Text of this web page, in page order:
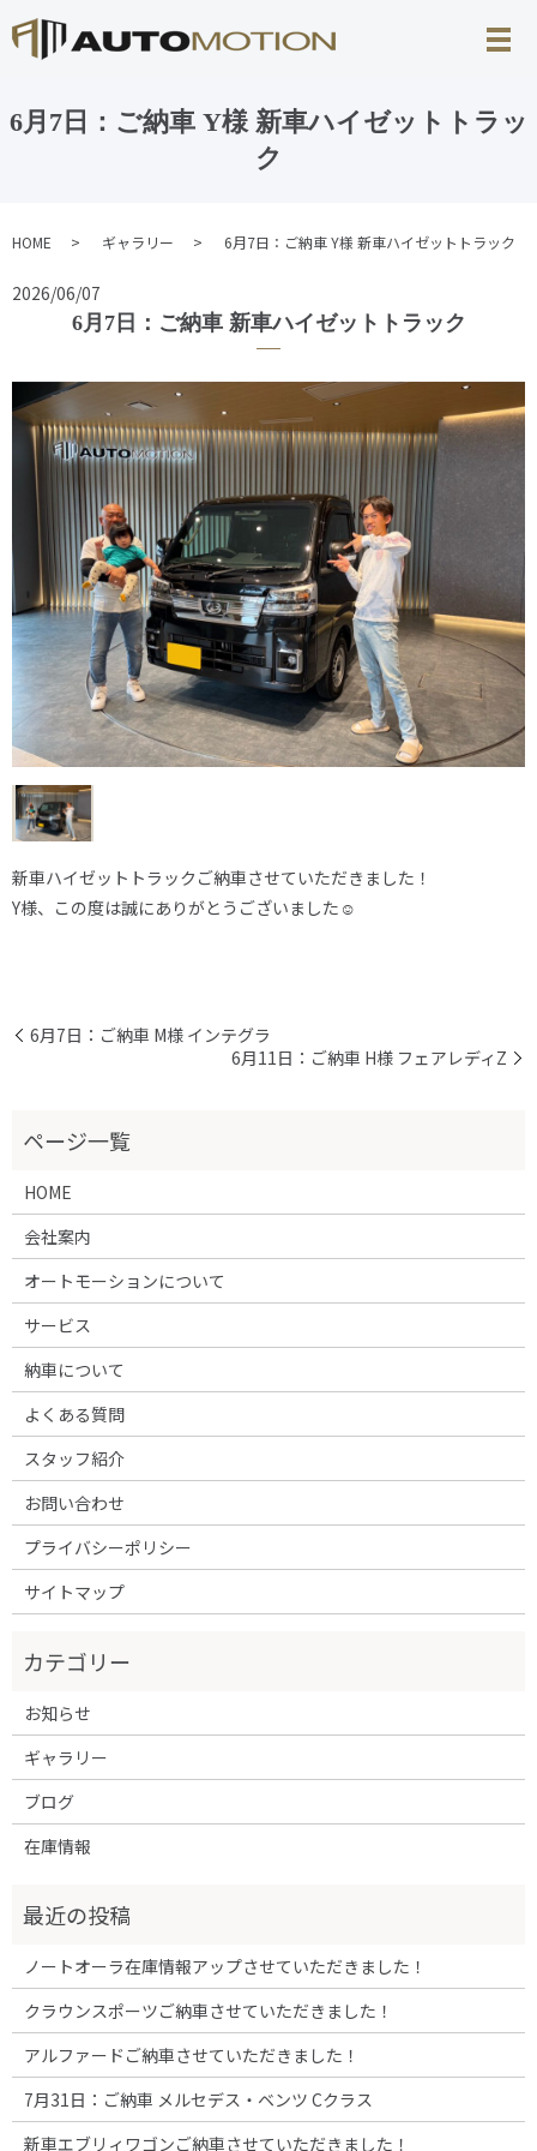
6月7日：ご納車 Y様 新車ハイゼットトラッ
ク
HOME ギャラリー 6月7日：ご納車 Y様 新車ハイゼットトラック
2026/06/07
6月7日：ご納車 新車ハイゼットトラック
新車ハイゼットトラックご納車させていただきました！
Y様、この度は誠にありがとうございました☺
6月7日：ご納車 M様 インテグラ
6月11日：ご納車 H様 フェアレディZ
HOME
会社案内
オートモーションについて
サービス
納車について
よくある質問
スタッフ紹介
お問い合わせ
プライバシーポリシー
サイトマップ
お知らせ
ギャラリー
ブログ
在庫情報
ノートオーラ在庫情報アップさせていただきました！
クラウンスポーツご納車させていただきました！
アルファードご納車させていただきました！
7月31日：ご納車 メルセデス・ベンツ Cクラス
新車エブリィワゴンご納車させていただきました！